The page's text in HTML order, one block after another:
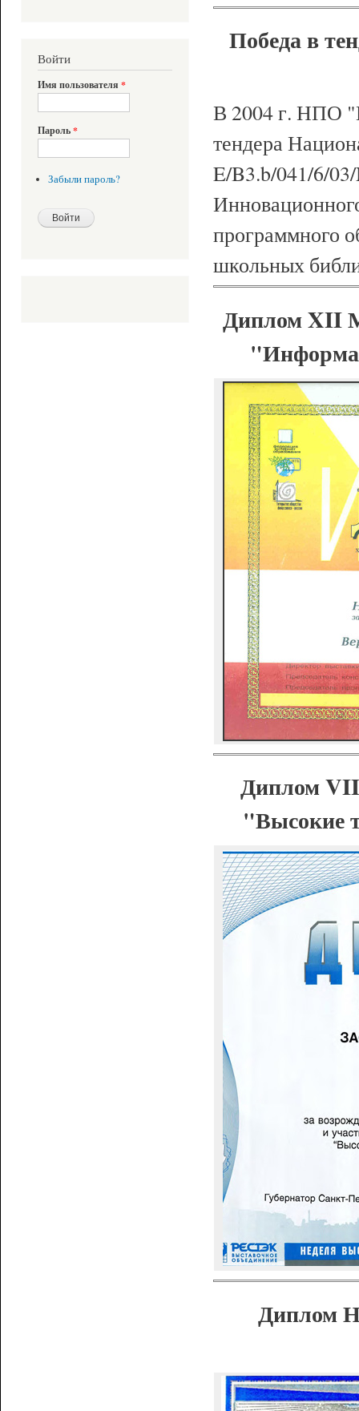
Войти
Имя пользователя *
Пароль*
Забыли пароль?
Победа в
В 2004 г. НПО
тендера
E/B3.b/041/6/
программного
школьных
Диплом XII
Диплом VII
"Высокие
Диплом